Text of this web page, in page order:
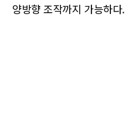
양방향 조작까지 가능하다.